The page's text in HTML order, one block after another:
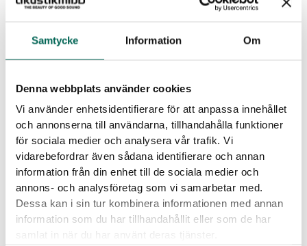
Samtycke Information Om
Denna webbplats använder cookies
Vi använder enhetsidentifierare för att anpassa innehållet
och annonserna till användarna, tillhandahålla funktioner
för sociala medier och analysera vår trafik. Vi
vidarebefordrar även sådana identifierare och annan
information från din enhet till de sociala medier och
annons- och analysföretag som vi samarbetar med.
Dessa kan i sin tur kombinera informationen med annan
information som du har tillhandahållit eller som de har
samlat in när du har använt deras tjänster.
Marke G-SIGN gegründet, die als erste auf dem Markt ein
wurde Scan Sørlie zur Gruppe hinzugefügt, ein führender
Möbelanbieter auf dem nordischen Markt mit starker
und beschäftigt über 200 Mitarbeiter. Norco Interior hat einen
Jahresumsatz von etwa 900 Millionen SEK und beschäftigt
etwa 350 Mitarbeiter. Nach der Fusion wird die Götessons
Design Group einen Umsatz von etwa 1,4 Milliarden SEK
haben und etwa 550 Mitarbeiter beschäftigen.
Über Accent Equity